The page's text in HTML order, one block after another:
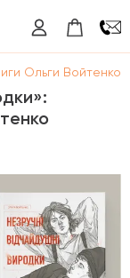
Ольги Войтенко